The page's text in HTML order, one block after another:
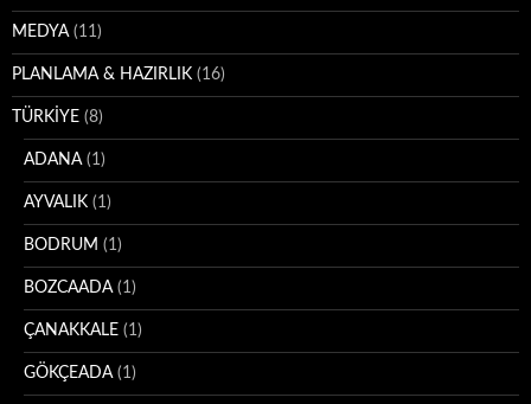
MEDYA(11)
PLANLAMA & HAZIRLIK (16)
TÜRKİYE (8)
ADANA(1)
AYVALIK (1)
BODRUM (1)
BOZCAADA(1)
ÇANAKKALE (1)
GÖKÇEADA(1)